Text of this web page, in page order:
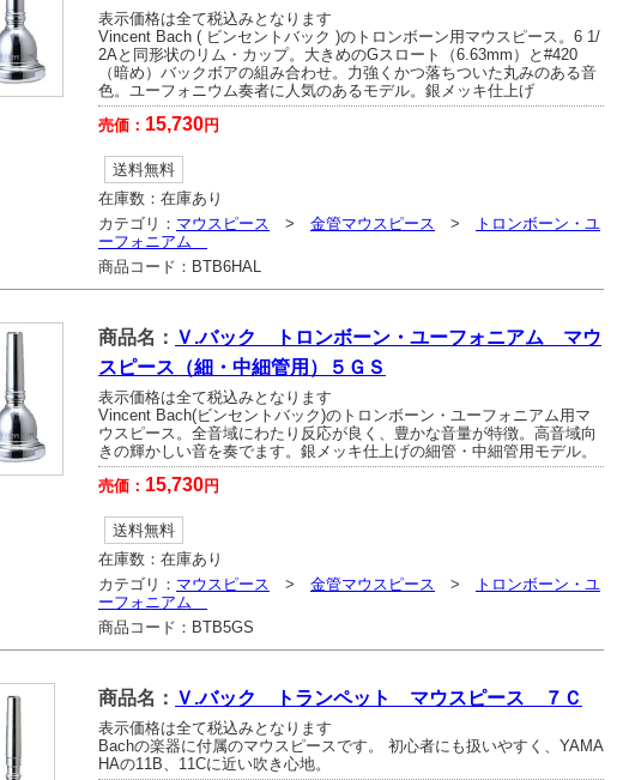
表示価格は全て税込みとなります
Vincent Bach ( ビンセントバック )のトロンボーン用マウスピース。6 1/
2Aと同形状のリム・カップ。大きめのGスロート（6.63mm）と#420
（暗め）バックボアの組み合わせ。力強くかつ落ちついた丸みのある音
色。ユーフォニウム奏者に人気のあるモデル。銀メッキ仕上げ
売価： 15,730円
送料無料
在庫数： 在庫あり
カテゴリ： マウスピース > 金管マウスピース >
トロンボーン・ユ
ーフォニアム
商品コード： BTB6HAL
商品名： Ｖ.バック トロンボーン・ユーフォニアム マウ
スピース（細・中細管用）５ＧＳ
表示価格は全て税込みとなります
Vincent Bach(ビンセントバック)のトロンボーン・ユーフォニアム用マ
ウスピース。全音域にわたり反応が良く、豊かな音量が特徴。高音域向
きの輝かしい音を奏でます。銀メッキ仕上げの細管・中細管用モデル。
売価： 15,730円
送料無料
在庫数： 在庫あり
カテゴリ： マウスピース > 金管マウスピース >
トロンボーン・ユ
ーフォニアム
商品コード： BTB5GS
商品名： Ｖ.バック トランペット マウスピース ７Ｃ
表示価格は全て税込みとなります
Bachの楽器に付属のマウスピースです。 初心者にも扱いやすく、YAMA
HAの11B、11Cに近い吹き心地。